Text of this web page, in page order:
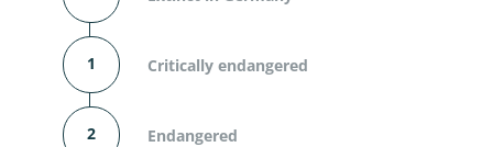
1 Critically endangered
2 Endangered